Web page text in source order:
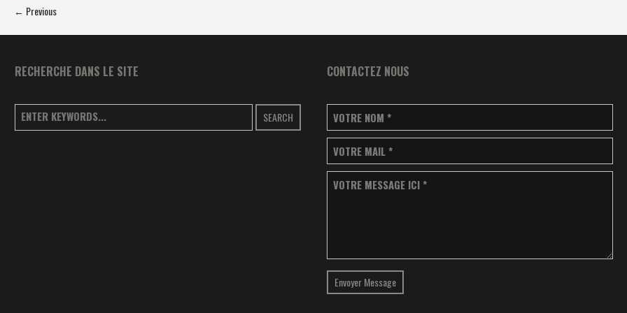
← Previous
RECHERCHE DANS LE SITE
SEARCH
CONTACTEZ NOUS
VOTRE NOM *
VOTRE MAIL *
VOTRE MESSAGE ICI *
Envoyer Message